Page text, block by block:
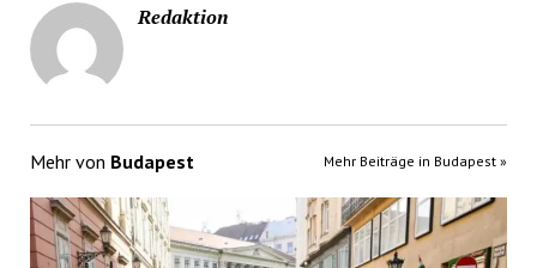
Redaktion
Mehr von Budapest Mehr Beiträge in Budapest »